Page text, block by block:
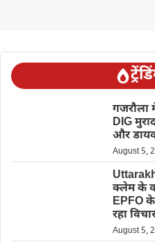
गजरौला
DIG
और
August 5,
क्लेम के
EPFO
रहा
August 5,